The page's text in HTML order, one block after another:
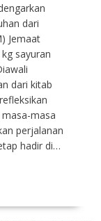
dari
Jemaat
sayuran
dari kitab
masa
perjalanan
hadir di…